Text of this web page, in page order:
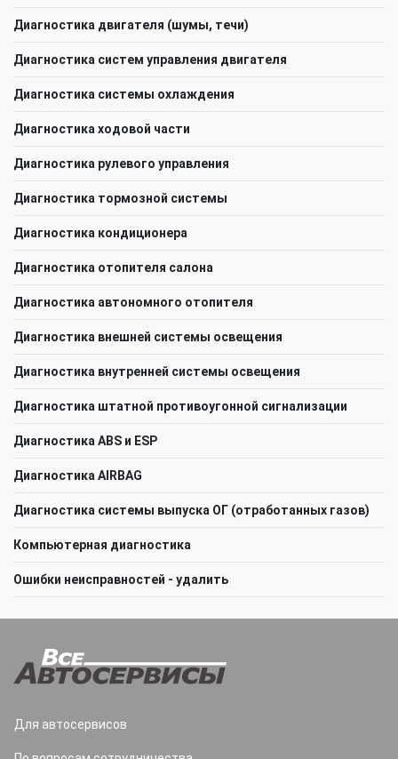
Диагностика двигателя (шумы, течи)
Диагностика систем управления двигателя
Диагностика системы охлаждения
Диагностика ходовой части
Диагностика рулевого управления
Диагностика тормозной системы
Диагностика кондиционера
Диагностика отопителя салона
Диагностика автономного отопителя
Диагностика внешней системы освещения
Диагностика внутренней системы освещения
Диагностика штатной противоугонной сигнализации
Диагностика ABS и ESP
Диагностика AIRBAG
Диагностика системы выпуска ОГ (отработанных газов)
Компьютерная диагностика
Ошибки неисправностей - удалить
Для автосервисов